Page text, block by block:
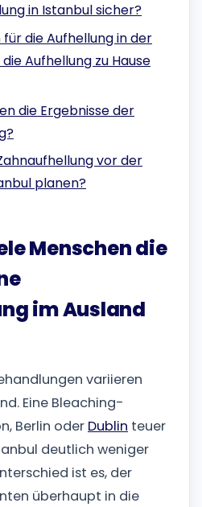
in Istanbul sicher?
die Aufhellung in der
Aufhellung zu Hause
die Ergebnisse der
vor der
planen?
Menschen die
im Ausland
variieren
Eine Bleaching-
Berlin oder Dublin teuer
deutlich weniger
ist es, der
überhaupt in die